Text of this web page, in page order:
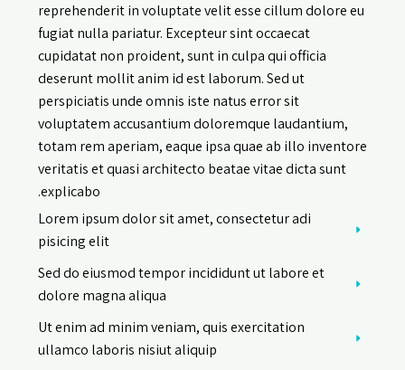
reprehenderit in voluptate velit esse cillum dolore eu
fugiat nulla pariatur. Excepteur sint occaecat
cupidatat non proident, sunt in culpa qui officia
deserunt mollit anim id est laborum. Sed ut
perspiciatis unde omnis iste natus error sit
voluptatem accusantium doloremque laudantium,
totam rem aperiam, eaque ipsa quae ab illo inventore
veritatis et quasi architecto beatae vitae dicta sunt
explicabo.
Lorem ipsum dolor sit amet, consectetur adi
pisicing elit
Sed do eiusmod tempor incididunt ut labore et
dolore magna aliqua
Ut enim ad minim veniam, quis exercitation
ullamco laboris nisiut aliquip